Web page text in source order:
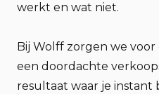
werkt en wat niet.
Bij Wolff zorgen we
een doordachte
resultaat waar je instant